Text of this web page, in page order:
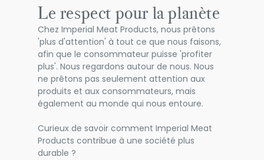
Le respect pour la planète
Chez Imperial Meat Products, nous prêtons
'plus d'attention' à tout ce que nous faisons,
afin que le consommateur puisse 'profiter
plus'. Nous regardons autour de nous. Nous
ne prêtons pas seulement attention aux
produits et aux consommateurs, mais
également au monde qui nous entoure.
Curieux de savoir comment Imperial Meat
Products contribue à une société plus
durable ?